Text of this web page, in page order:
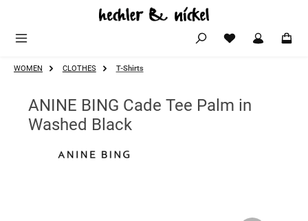
Zum Hauptinhalt springen
WOMEN CLOTHES T-Shirts
ANINE BING Cade Tee Palm in
Washed Black